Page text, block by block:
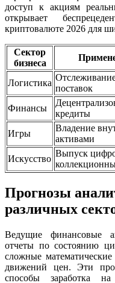
доступ к акциям
открывает
криптовалюте 2026 для
Сектор
бизнеса
Логистика
поставок
Финансы
кредиты
Игры
Владение
активами
Искусство
Выпуск
Прогнозы
различных
Ведущие финансовые
отчеты по состоянию
сложные
движений цен. Эти
способы заработка